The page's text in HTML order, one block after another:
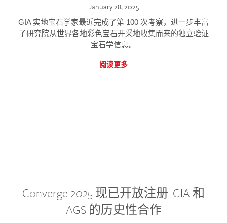
January 28, 2025
GIA 实地宝石学家最近完成了第 100 次考察，进一步丰富
了研究院从世界各地彩色宝石开采地收集而来的独立验证
宝石学信息。
阅读更多
Converge 2025 现已开放注册: GIA 和
AGS 的历史性合作